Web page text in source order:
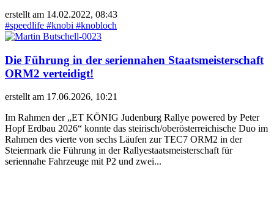
erstellt am 14.02.2022, 08:43
#speedlife #knobi #knobloch
Die Führung in der seriennahen Staatsmeisterschaft
ORM2 verteidigt!
erstellt am 17.06.2026, 10:21
Im Rahmen der „ET KÖNIG Judenburg Rallye powered by Peter
Hopf Erdbau 2026“ konnte das steirisch/oberösterreichische Duo im
Rahmen des vierte von sechs Läufen zur TEC7 ORM2 in der
Steiermark die Führung in der Rallyestaatsmeisterschaft für
seriennahe Fahrzeuge mit P2 und zwei...